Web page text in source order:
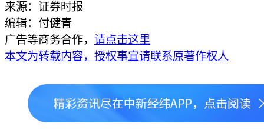
来源：证券时报
编辑：付健青
广告等商务合作， 请点击这里
本文为转载内容，授权事宜请联系原著作权人